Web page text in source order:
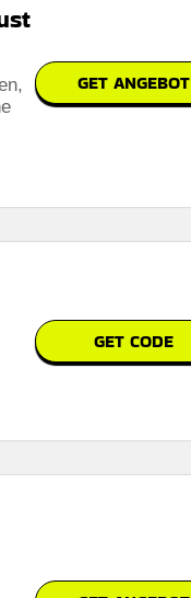
GET ANGEBOT
GET CODE